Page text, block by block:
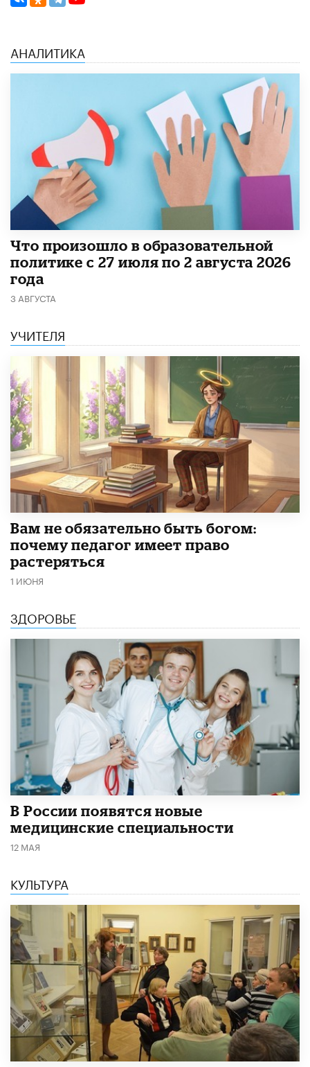
АНАЛИТИКА
​Что произошло в образовательной
политике с 27 июля по 2 августа 2026
года
3 АВГУСТА
УЧИТЕЛЯ
​Вам не обязательно быть богом:
почему педагог имеет право
растеряться
1 ИЮНЯ
ЗДОРОВЬЕ
В России появятся новые
медицинские специальности
12 МАЯ
КУЛЬТУРА